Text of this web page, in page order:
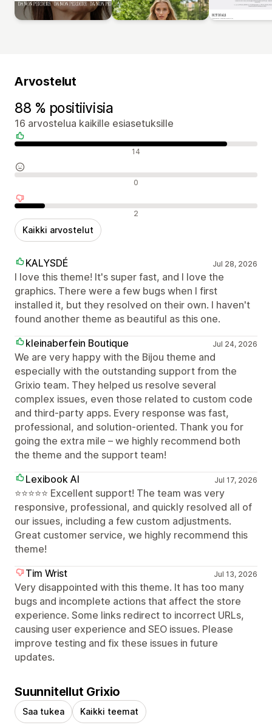
Arvostelut
88 % positiivisia
16 arvostelua kaikille esiasetuksille
Positiiviset arvostelut 14
Neutraalit arvostelut 0
Negatiiviset arvostelut 2
Kaikki arvostelut
KALYSDÉ Jul 28, 2026
I love this theme! It's super fast, and I love the
graphics. There were a few bugs when I first
installed it, but they resolved on their own. I haven't
found another theme as beautiful as this one.
kleinaberfein Boutique
Jul 24, 2026
We are very happy with the Bijou theme and
especially with the outstanding support from the
Grixio team. They helped us resolve several
complex issues, even those related to custom code
and third-party apps. Every response was fast,
professional, and solution-oriented. Thank you for
going the extra mile – we highly recommend both
the theme and the support team!
Lexibook AI
Jul 17, 2026
⭐⭐⭐⭐⭐ Excellent support! The team was very
responsive, professional, and quickly resolved all of
our issues, including a few custom adjustments.
Great customer service, we highly recommend this
theme!
Tim Wrist
Jul 13, 2026
Very disappointed with this theme. It has too many
bugs and incomplete actions that affect the store
experience. Some links redirect to incorrect URLs,
causing user experience and SEO issues. Please
improve testing and fix these issues in future
updates.
Suunnitellut Grixio
Saa tukea Kaikki teemat